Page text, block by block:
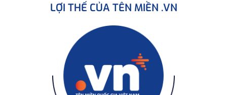
LỢI THẾ CỦA TÊN MIỀN .VN